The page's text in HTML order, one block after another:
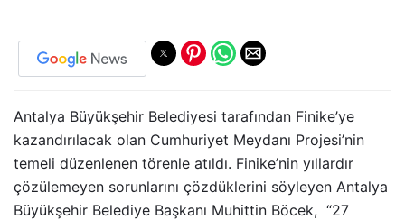
Antalya Büyükşehir Belediyesi tarafından Finike’ye
kazandırılacak olan Cumhuriyet Meydanı Projesi’nin
temeli düzenlenen törenle atıldı. Finike’nin yıllardır
çözülemeyen sorunlarını çözdüklerini söyleyen Antalya
Büyükşehir Belediye Başkanı Muhittin Böcek, “27